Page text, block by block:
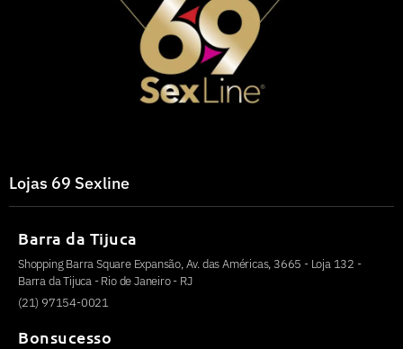
Lojas 69 Sexline
Barra da Tijuca
Shopping Barra Square Expansão, Av. das Américas, 3665 - Loja 132 -
Barra da Tijuca - Rio de Janeiro - RJ
(21) 97154-0021
Bonsucesso